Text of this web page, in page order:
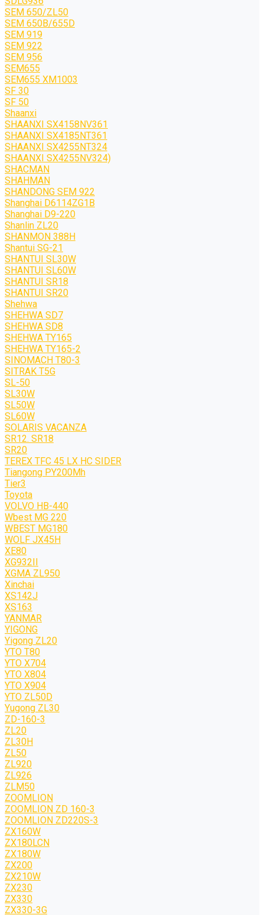
SEM 650/ZL50
SEM 650B/655D
SEM 919
SEM 922
SEM 956
SEM655
SEM655 XM1003
SF 30
SF 50
Shaanxi
SHAANXI SX4158NV361
SHAANXI SX4185NT361
SHAANXI SX4255NT324
SHAANXI SX4255NV324)
SHACMAN
SHAHMAN
SHANDONG SEM 922
Shanghai D6114ZG1B
Shanghai D9-220
Shanlin ZL20
SHANMON 388H
Shantui SG-21
SHANTUI SL30W
SHANTUI SL60W
SHANTUI SR18
SHANTUI SR20
Shehwa
SHEHWA SD7
SHEHWA SD8
SHEHWA TY165
SHEHWA TY165-2
SINOMACH T80-3
SITRAK T5G
SL-50
SL30W
SL50W
SL60W
SOLARIS VACANZA
SR12. SR18
SR20
TEREX TFC 45 LX HC SIDER
Tiangong PY200Mh
Tier3
Toyota
VOLVO HB-440
Wbest MG 220
WBEST MG180
WOLF JХ45H
XE80
XG932II
XGMA ZL950
Xinchai
XS142J
XS163
YANMAR
YIGONG
Yigong ZL20
YTO T80
YTO X704
YTO X804
YTO X904
YTO ZL50D
Yugong ZL30
ZD-160-3
ZL20
ZL30H
ZL50
ZL920
ZL926
ZLM50
ZOOMLION
ZOOMLION ZD 160-3
ZOOMLION ZD220S-3
ZX160W
ZX180LCN
ZX180W
ZX200
ZX210W
ZX230
ZX330
ZX330-3G